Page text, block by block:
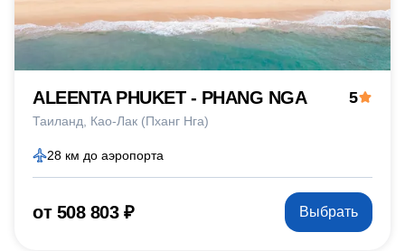
ALEENTA PHUKET - PHANG NGA
Таиланд Као-Лак (Пханг Нга)
5
28 км до аэропорта
от 508 803 ₽ Выбрать